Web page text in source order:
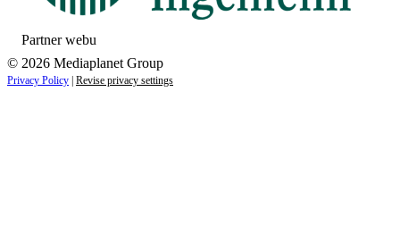
Partner webu
© 2026 Mediaplanet Group
Privacy Policy Revise privacy settings